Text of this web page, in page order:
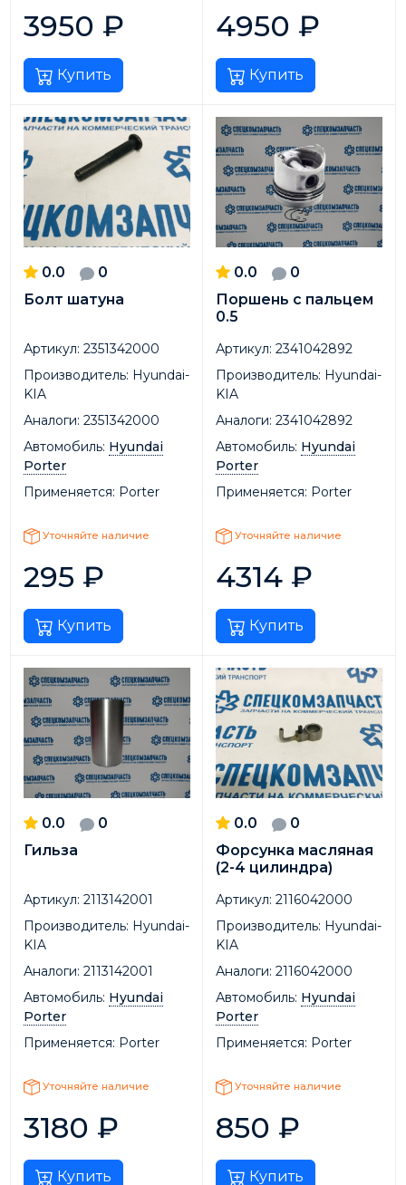
3950 ₽
Купить
4950 ₽
Купить
0.0
0
Болт шатуна
Артикул: 2351342000
Производитель: Hyundai-
KIA
Аналоги: 2351342000
Автомобиль: Hyundai
Porter
Применяется: Porter
Уточняйте наличие
295 ₽
Купить
0.0
0
Поршень с пальцем
0.5
Артикул: 2341042892
Производитель: Hyundai-
KIA
Аналоги: 2341042892
Автомобиль: Hyundai
Porter
Применяется: Porter
Уточняйте наличие
4314 ₽
Купить
0.0
0
Гильза
Артикул: 2113142001
Производитель: Hyundai-
KIA
Аналоги: 2113142001
Автомобиль: Hyundai
Porter
Применяется: Porter
Уточняйте наличие
3180 ₽
Купить
0.0
0
Форсунка масляная
(2-4 цилиндра)
Артикул: 2116042000
Производитель: Hyundai-
KIA
Аналоги: 2116042000
Автомобиль: Hyundai
Porter
Применяется: Porter
Уточняйте наличие
850 ₽
Купить